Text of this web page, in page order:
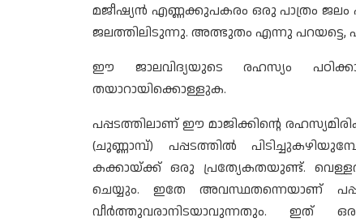
മജീഷ്യന്‍ എണ്ണക്കുപകരം ഒരു പാത്രം ജലം
ജലത്തിലിടുന്നു. അത്ഭുതം എന്നു പറയട്ടെ,
ഈ ജാലവിദ്യയുടെ രഹസ്യം
തയാറായിക്കൊള്ളുക.
പപ്പടത്തിലാണ് ഈ മാജിക്കിന്റെ
(ചുണ്ണാമ്പ്) പപ്പടത്തില്‍
കക്കായ്ക്ക് ഒരു പ്രത്യേകതയുണ്ട്.
ചെയ്യും. ഇതേ അവസ്ഥതന്നെയാണ്
വീര്‍ത്തുവരാനിടയാവുന്നതും. ഇത് ഒരു